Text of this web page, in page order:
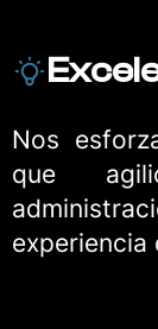
Nos
que
experiencia